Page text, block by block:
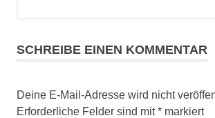
SCHREIBE EINEN KOMMENTAR
Deine E-Mail-Adresse wird nicht
Erforderliche Felder sind mit* markiert